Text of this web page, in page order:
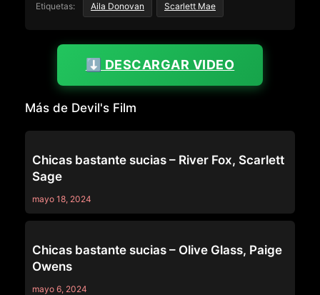
Etiquetas: Aila Donovan Scarlett Mae
⬇️ DESCARGAR VIDEO
Más de Devil's Film
Chicas bastante sucias – River Fox, Scarlett
Sage
mayo 18, 2024
Chicas bastante sucias – Olive Glass, Paige
Owens
mayo 6, 2024